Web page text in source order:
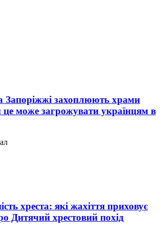
Запоріжжі захоплюють храми
може загрожувати українцям в
хреста: які жахіття приховує
Дитячий хрестовий похід